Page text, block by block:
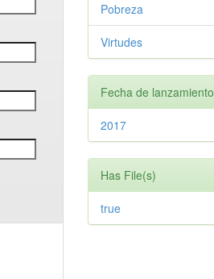
Pobreza
Virtudes
Fecha de lanzamiento
2017
Has File(s)
true